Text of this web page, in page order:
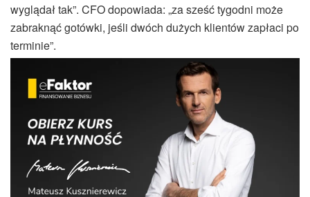
wyglądał tak”. CFO dopowiada: „za sześć tygodni może
zabraknąć gotówki, jeśli dwóch dużych klientów zapłaci po
terminie”.